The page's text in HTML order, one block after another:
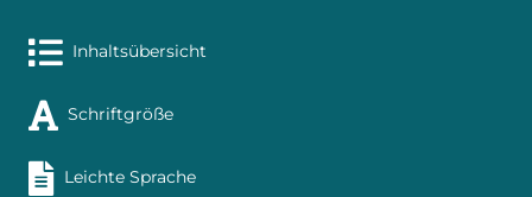
Inhaltsübersicht
Schriftgröße
Leichte Sprache